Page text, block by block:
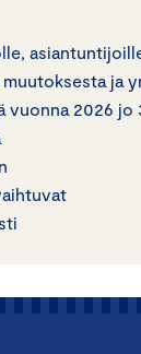
vuonna 2026 jo